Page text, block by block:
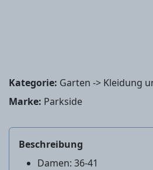
Kategorie: Garten -> Kleidung
Marke: Parkside
Beschreibung
Damen: 36-41